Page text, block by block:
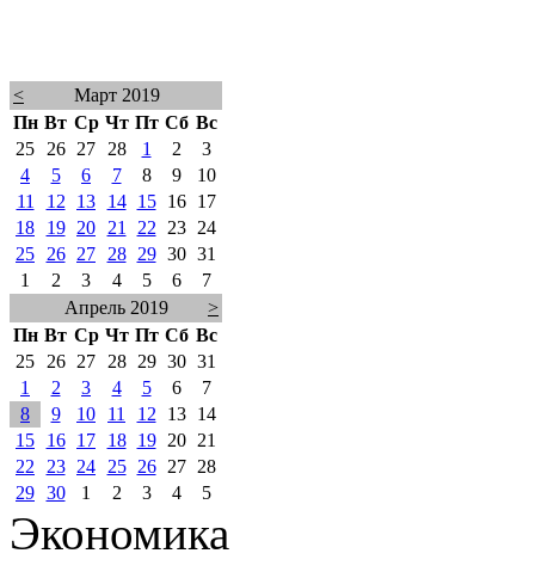
<
Март 2019
Пн Вт Ср Чт Пт Сб Вс
25
26 27 28 1 2
3
4
5 6 7 8 9
10
11
12 13 14 15 16
17
18
19 20 21 22 23
24
25
26 27 28 29 30 31
1
2 3 4 5 6
7
Апрель 2019
>
Пн Вт Ср Чт Пт Сб Вс
25
26 27 28 29 30 31
1
2 3 4 5 6
7
8
9 10 11 12 13
14
15
16 17 18 19 20
21
22
23 24 25 26 27
28
29 30 1 2 3 4 5
Экономика